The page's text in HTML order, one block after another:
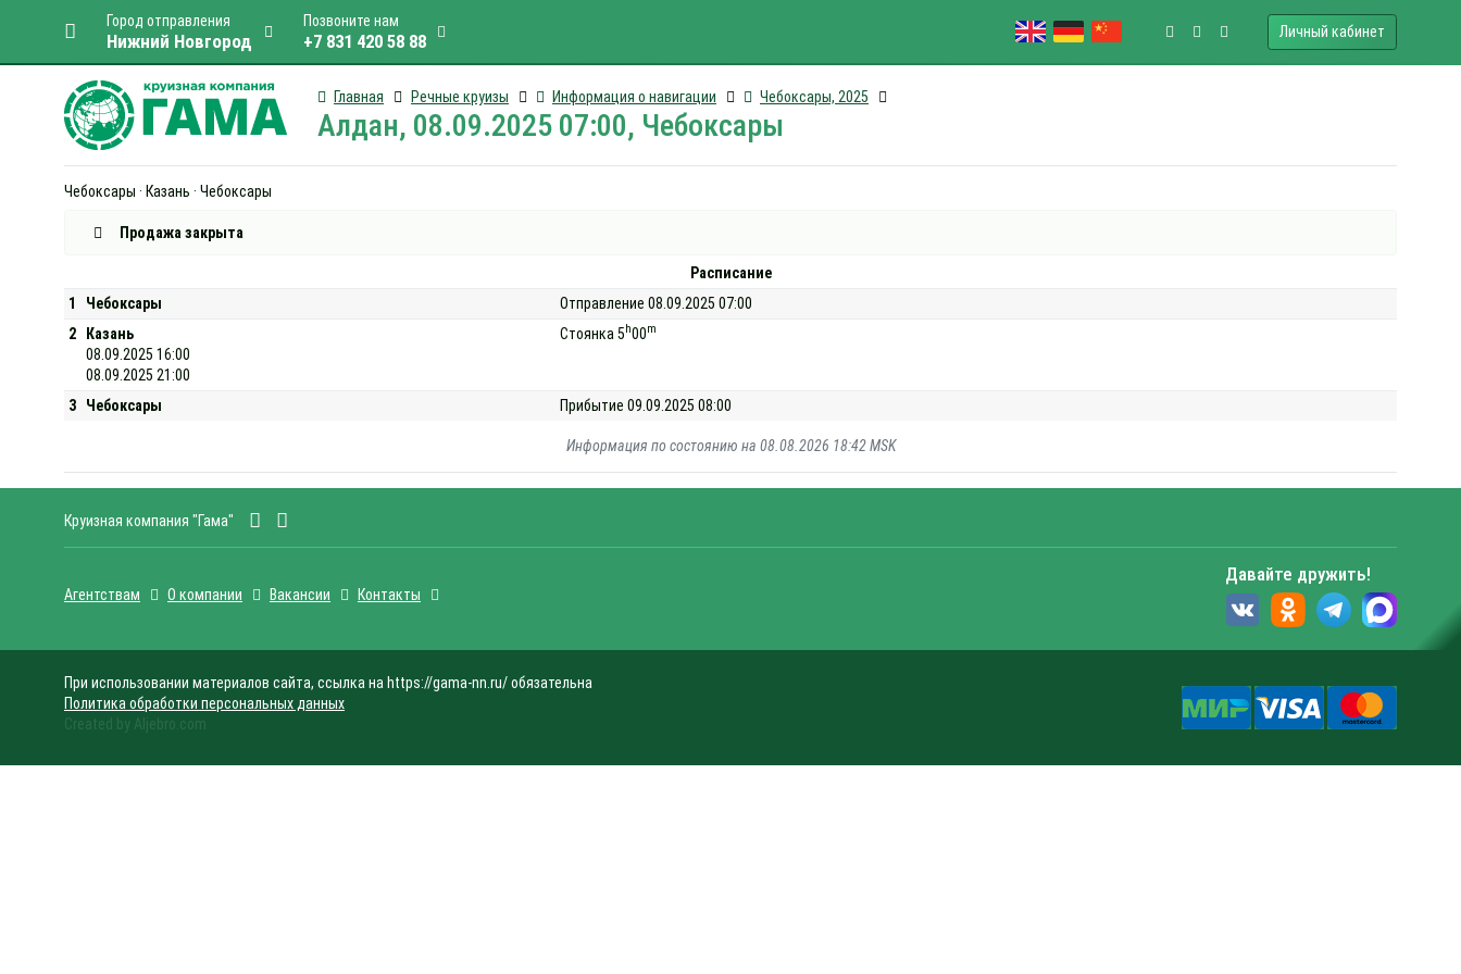
Город отправления
Нижний Новгород
Позвоните нам
+7 831 420 58 88 Личный кабинет
Главная Речные круизы Информация о навигации Чебоксары, 2025
Алдан, 08.09.2025 07:00, Чебоксары
Чебоксары · Казань · Чебоксары
Продажа закрыта
Расписание
1
Чебоксары
Отправление 08.09.2025 07:00
2
Казань
08.09.2025 16:00
08.09.2025 21:00
Стоянка 5 h00m
3 Чебоксары Прибытие 09.09.2025 08:00
Информация по состоянию на 08.08.2026 18:42 MSK
Круизная компания "Гама"
Агентствам О компании Вакансии Контакты
Давайте дружить!
При использовании материалов сайта, ссылка на https://gama-nn.ru/ обязательна
Политика обработки персональных данных
Created by Aljebro.com